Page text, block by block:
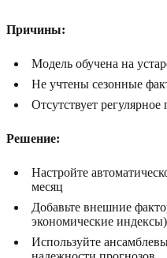
Причины:
Модель обучена на
Не учтены сезонные
Отсутствует
Решение:
Настройте
месяц
Добавьте внешние
экономические индексы)
Используйте